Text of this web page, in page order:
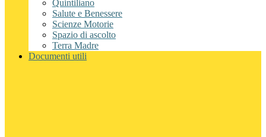
Quintiliano
Salute e Benessere
Scienze Motorie
Spazio di ascolto
Terra Madre
Documenti utili